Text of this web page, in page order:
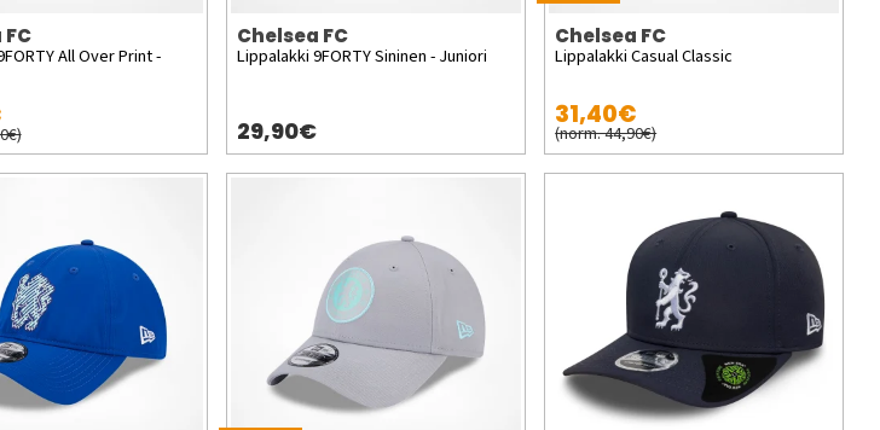
All Over Print -
Chelsea FC
Lippalakki 9FORTY Sininen - Juniori
29,90€
Chelsea FC
Lippalakki Casual Classic
31,40€
(norm. 44,90€)